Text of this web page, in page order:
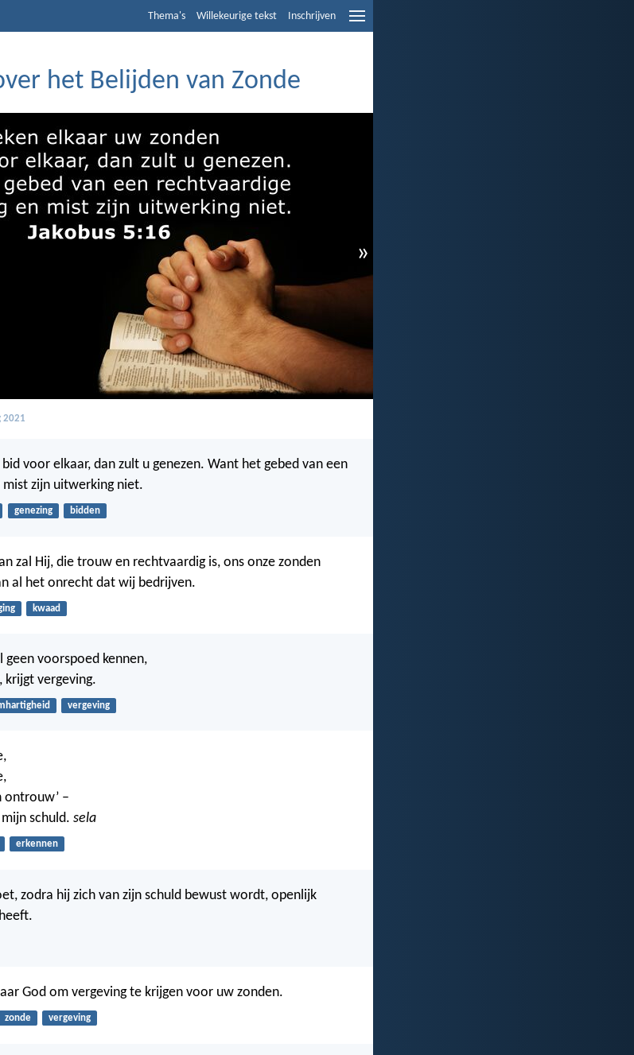
Thema's Willekeurige tekst Inschrijven
het Belijden van Zonde
»
2021
voor elkaar, dan zult u genezen. Want het gebed van een
zijn uitwerking niet.
genezing bidden
zal Hij, die trouw en rechtvaardig is, ons onze zonden
al het onrecht dat wij bedrijven.
kwaad
voorspoed kennen,
vergeving.
vergeving
ontrouw’ –
schuld. sela
erkennen
zodra hij zich van zijn schuld bewust wordt, openlijk
God om vergeving te krijgen voor uw zonden.
zonde vergeving